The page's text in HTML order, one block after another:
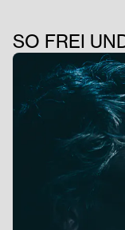
SO FREI